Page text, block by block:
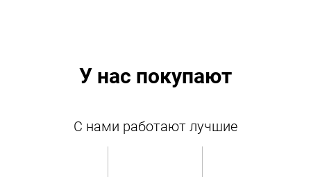
У нас покупают
С нами работают лучшие